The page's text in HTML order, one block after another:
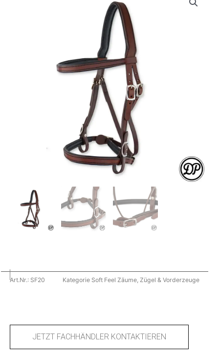
Art.Nr.: SF20 Kategorie Soft Feel Zäume, Zügel & Vorderzeuge
JETZT FACHHÄNDLER KONTAKTIEREN